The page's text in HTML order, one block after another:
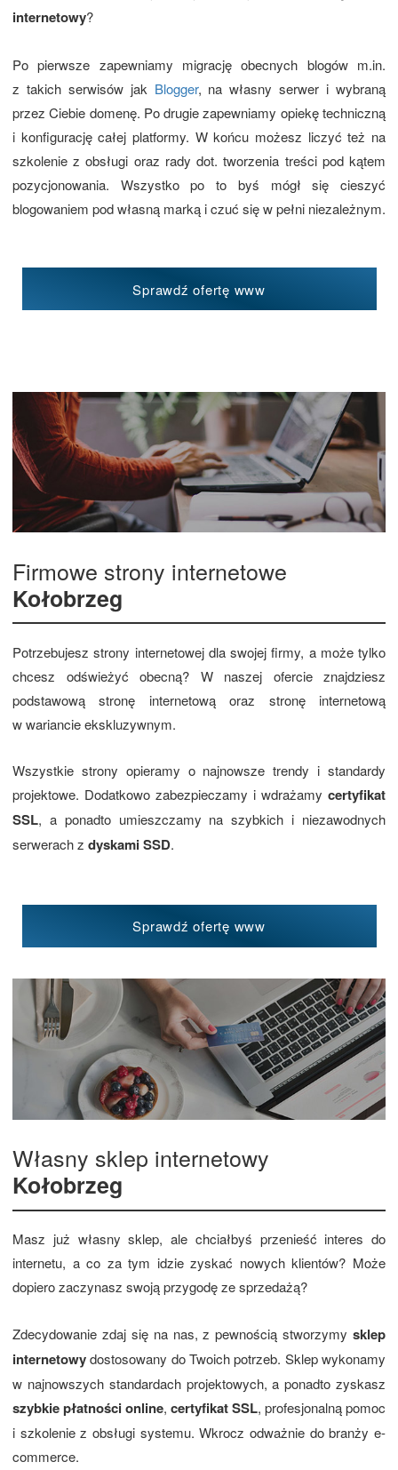
internetowy?
Po pierwsze zapewniamy migrację obecnych blogów m.in.
z takich serwisów jak Blogger, na własny serwer i wybraną
przez Ciebie domenę. Po drugie zapewniamy opiekę techniczną
i konfigurację całej platformy. W końcu możesz liczyć też na
szkolenie z obsługi oraz rady dot. tworzenia treści pod kątem
pozycjonowania. Wszystko po to byś mógł się cieszyć
blogowaniem pod własną marką i czuć się w pełni niezależnym.
Sprawdź ofertę www
Firmowe strony internetowe
Kołobrzeg
Potrzebujesz strony internetowej dla swojej firmy, a może tylko
chcesz odświeżyć obecną? W naszej ofercie znajdziesz
podstawową stronę internetową oraz stronę internetową
w wariancie ekskluzywnym.
Wszystkie strony opieramy o najnowsze trendy i standardy
projektowe. Dodatkowo zabezpieczamy i wdrażamy certyfikat
SSL, a ponadto umieszczamy na szybkich i niezawodnych
serwerach z dyskami SSD.
Sprawdź ofertę www
Własny sklep internetowy
Kołobrzeg
Masz już własny sklep, ale chciałbyś przenieść interes do
internetu, a co za tym idzie zyskać nowych klientów? Może
dopiero zaczynasz swoją przygodę ze sprzedażą?
Zdecydowanie zdaj się na nas, z pewnością stworzymy sklep
internetowydostosowany do Twoich potrzeb. Sklep wykonamy
w najnowszych standardach projektowych, a ponadto zyskasz
szybkie płatności online, certyfikat SSL, profesjonalną pomoc
i szkolenie z obsługi systemu. Wkrocz odważnie do branży e-
commerce.